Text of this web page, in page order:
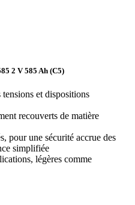
2 V 585 Ah (C5)
et dispositions
recouverts de matière
pour une sécurité accrue des
simplifiée
légères comme